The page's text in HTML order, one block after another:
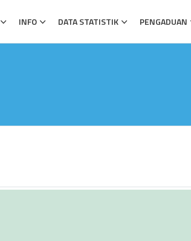
INFO DATA STATISTIK PENGADUAN